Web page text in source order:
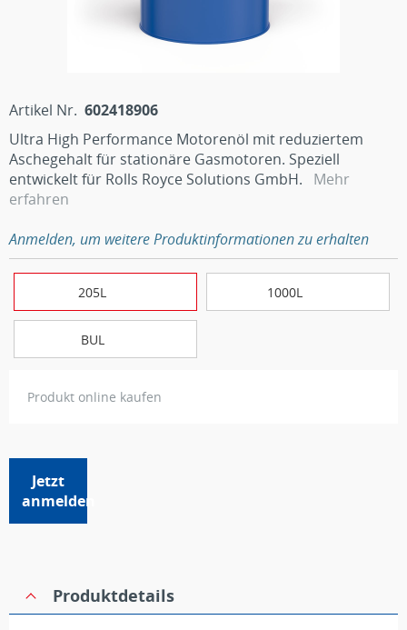
Artikel Nr. 602418906
Ultra High Performance Motorenöl mit reduziertem
Aschegehalt für stationäre Gasmotoren. Speziell
entwickelt für Rolls Royce Solutions GmbH.
Mehr
erfahren
Anmelden, um weitere Produktinformationen zu erhalten
205L 1000L
BUL
Produkt online kaufen
Jetzt
anmelden
Produktdetails